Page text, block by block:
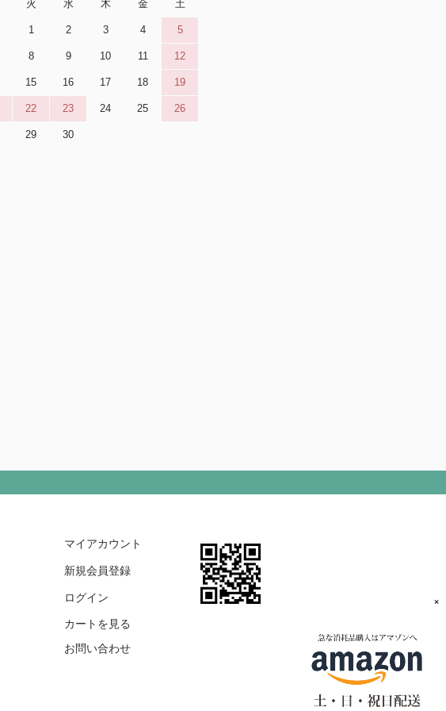
×
火 水 木 金 土
1 2 3 4 5
8 9 10 11 12
15 16 17 18 19
22 23 24 25 26
29 30
マイアカウント
新規会員登録
ログイン
カートを見る
お問い合わせ